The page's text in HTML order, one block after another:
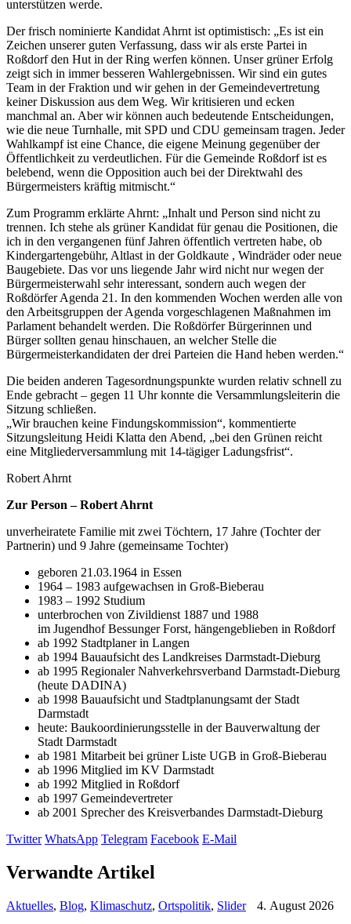
unterstützen werde.
Der frisch nominierte Kandidat Ahrnt ist optimistisch: „Es ist ein
Zeichen unserer guten Verfassung, dass wir als erste Partei in
Roßdorf den Hut in der Ring werfen können. Unser grüner Erfolg
zeigt sich in immer besseren Wahlergebnissen. Wir sind ein gutes
Team in der Fraktion und wir gehen in der Gemeindevertretung
keiner Diskussion aus dem Weg. Wir kritisieren und ecken
manchmal an. Aber wir können auch bedeutende Entscheidungen,
wie die neue Turnhalle, mit SPD und CDU gemeinsam tragen. Jeder
Wahlkampf ist eine Chance, die eigene Meinung gegenüber der
Öffentlichkeit zu verdeutlichen. Für die Gemeinde Roßdorf ist es
belebend, wenn die Opposition auch bei der Direktwahl des
Bürgermeisters kräftig mitmischt.“
Zum Programm erklärte Ahrnt: „Inhalt und Person sind nicht zu
trennen. Ich stehe als grüner Kandidat für genau die Positionen, die
ich in den vergangenen fünf Jahren öffentlich vertreten habe, ob
Kindergartengebühr, Altlast in der Goldkaute , Windräder oder neue
Baugebiete. Das vor uns liegende Jahr wird nicht nur wegen der
Bürgermeisterwahl sehr interessant, sondern auch wegen der
Roßdörfer Agenda 21. In den kommenden Wochen werden alle von
den Arbeitsgruppen der Agenda vorgeschlagenen Maßnahmen im
Parlament behandelt werden. Die Roßdörfer Bürgerinnen und
Bürger sollten genau hinschauen, an welcher Stelle die
Bürgermeisterkandidaten der drei Parteien die Hand heben werden.“
Die beiden anderen Tagesordnungspunkte wurden relativ schnell zu
Ende gebracht – gegen 11 Uhr konnte die Versammlungsleiterin die
Sitzung schließen.
„Wir brauchen keine Findungskommission“, kommentierte
Sitzungsleitung Heidi Klatta den Abend, „bei den Grünen reicht
eine Mitgliederversammlung mit 14-tägiger Ladungsfrist“.
Robert Ahrnt
Zur Person – Robert Ahrnt
unverheiratete Familie mit zwei Töchtern, 17 Jahre (Tochter der
Partnerin) und 9 Jahre (gemeinsame Tochter)
geboren 21.03.1964 in Essen
1964 – 1983 aufgewachsen in Groß-Bieberau
1983 – 1992 Studium
unterbrochen von Zivildienst 1887 und 1988
im Jugendhof Bessunger Forst, hängengeblieben in Roßdorf
ab 1992 Stadtplaner in Langen
ab 1994 Bauaufsicht des Landkreises Darmstadt-Dieburg
ab 1995 Regionaler Nahverkehrsverband Darmstadt-Dieburg
(heute DADINA)
ab 1998 Bauaufsicht und Stadtplanungsamt der Stadt
Darmstadt
heute: Baukoordinierungsstelle in der Bauverwaltung der
Stadt Darmstadt
ab 1981 Mitarbeit bei grüner Liste UGB in Groß-Bieberau
ab 1996 Mitglied im KV Darmstadt
ab 1992 Mitglied in Roßdorf
ab 1997 Gemeindevertreter
ab 2001 Sprecher des Kreisverbandes Darmstadt-Dieburg
Twitter WhatsApp Telegram Facebook E-Mail
Verwandte Artikel
Aktuelles, Blog, Klimaschutz, Ortspolitik, Slider 4. August 2026